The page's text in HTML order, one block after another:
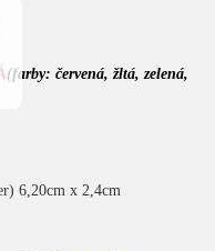
(farby: červená, žltá, zelená,
6,20cm x 2,4cm